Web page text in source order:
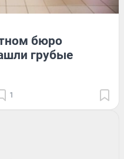
бюро
грубые
1